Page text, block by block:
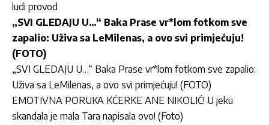
ludi provod
„SVI GLEDAJU U…“ Baka Prase vr*lom fotkom sve
zapalio: Uživa sa LeMilenas, a ovo svi primjećuju!
(FOTO)
„SVI GLEDAJU U…“ Baka Prase vr*lom fotkom sve zapalio:
Uživa sa LeMilenas, a ovo svi primjećuju! (FOTO)
EMOTIVNA PORUKA KĆERKE ANE NIKOLIĆ! U jeku
skandala je mala Tara napisala ovo! (Foto)